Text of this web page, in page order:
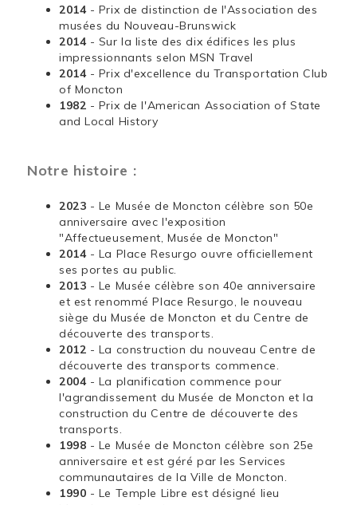
2014 - Prix de distinction de l'Association des
musées du Nouveau-Brunswick
2014 - Sur la liste des dix édifices les plus
impressionnants selon MSN Travel
2014 - Prix d'excellence du Transportation Club
of Moncton
1982 - Prix de l'American Association of State
and Local History
Notre histoire :
2023 - Le Musée de Moncton célèbre son 50e
anniversaire avec l'exposition
"Affectueusement, Musée de Moncton"
2014 - La Place Resurgo ouvre officiellement
ses portes au public.
2013 - Le Musée célèbre son 40e anniversaire
et est renommé Place Resurgo, le nouveau
siège du Musée de Moncton et du Centre de
découverte des transports.
2012 - La construction du nouveau Centre de
découverte des transports commence.
2004 - La planification commence pour
l'agrandissement du Musée de Moncton et la
construction du Centre de découverte des
transports.
1998 - Le Musée de Moncton célèbre son 25e
anniversaire et est géré par les Services
communautaires de la Ville de Moncton.
1990 - Le Temple Libre est désigné lieu